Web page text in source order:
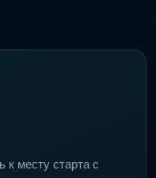
к месту старта с